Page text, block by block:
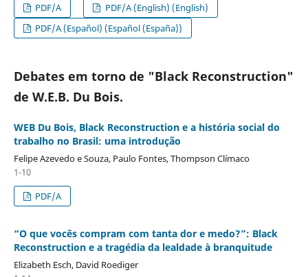
PDF/A
PDF/A (English) (English)
PDF/A (Español) (Español (España))
Debates em torno de "Black Reconstruction"
de W.E.B. Du Bois.
WEB Du Bois, Black Reconstruction e a história social do
trabalho no Brasil: uma introdução
Felipe Azevedo e Souza, Paulo Fontes, Thompson Clímaco
1-10
PDF/A
“O que vocês compram com tanta dor e medo?”: Black
Reconstruction e a tragédia da lealdade à branquitude
Elizabeth Esch, David Roediger